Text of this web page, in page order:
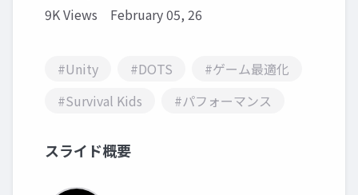
9K Views February 05, 26
#Unity #DOTS
#ゲーム最適化
#Survival Kids
#パフォーマンス
スライド概要